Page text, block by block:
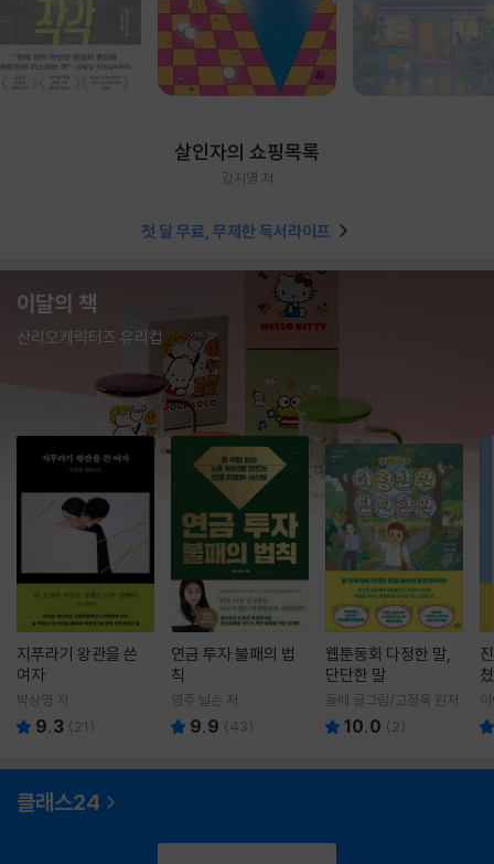
살인자의 쇼핑목록
강지영 저
첫 달 무료, 무제한 독서라이프
이달의 책
산리오캐릭터즈 유리컵
지푸라기 왕관을 쓴
여자
박상영 저
9.3 ( 21 )
연금 투자 불패의 법
칙
영주 닐슨 저
9.9 (43)
웹툰동화 다정한 말,
단단한 말
돌배 글그림/고정욱 원저
10.0 ( 2)
클래스24